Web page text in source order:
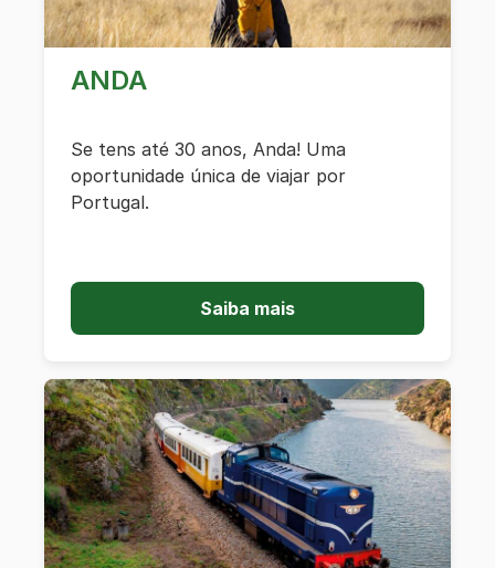
ANDA
Se tens até 30 anos, Anda! Uma
oportunidade única de viajar por
Portugal.
Saiba mais